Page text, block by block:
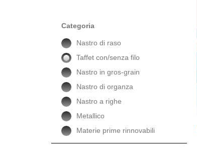
Categoria
Nastro di raso
Taffet con/senza filo
Nastro in gros-grain
Nastro di organza
Nastro a righe
Metallico
Materie prime rinnovabili